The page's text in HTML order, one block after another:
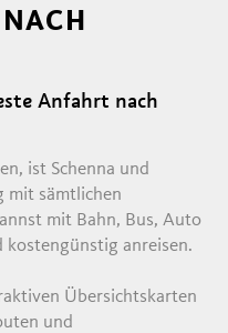
Anfahrt nach
ist Schenna und
mit sämtlichen
mit Bahn, Bus, Auto
anreisen.
Übersichtskarten
und